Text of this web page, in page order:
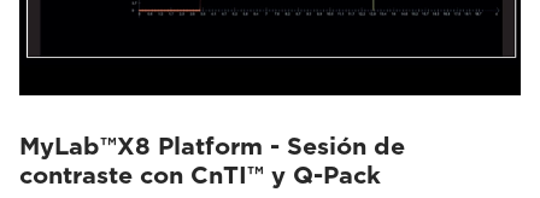
MyLab™X8 Platform - Sesión de
contraste con CnTI™ y Q-Pack